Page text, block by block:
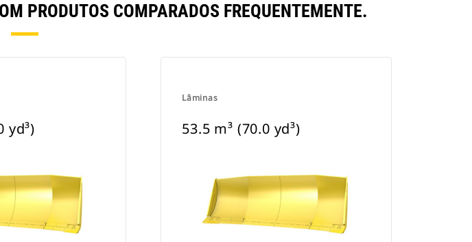
PRODUTOS COMPARADOS FREQUENTEMENTE.
yd³)
Lâminas
53.5 m³ (70.0 yd³)